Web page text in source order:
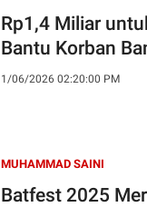
Rp1,4 Miliar
Bantu Korban
1/06/2026 02:20:00 PM
MUHAMMAD SAINI
Batfest 2025